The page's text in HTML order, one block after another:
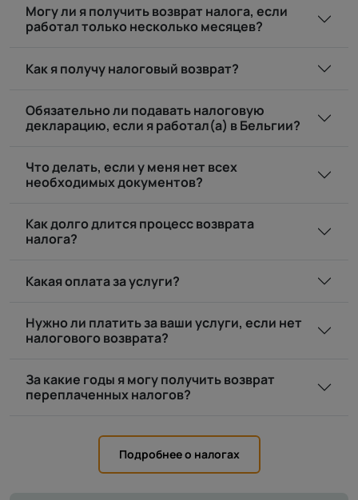
Могу ли я получить возврат налога, если
работал только несколько месяцев?
Как я получу налоговый возврат?
Обязательно ли подавать налоговую
декларацию, если я работал(а) в Бельгии?
Что делать, если у меня нет всех
необходимых документов?
Как долго длится процесс возврата
налога?
Какая оплата за услуги?
Нужно ли платить за ваши услуги, если нет
налогового возврата?
За какие годы я могу получить возврат
переплаченных налогов?
Подробнее о налогах